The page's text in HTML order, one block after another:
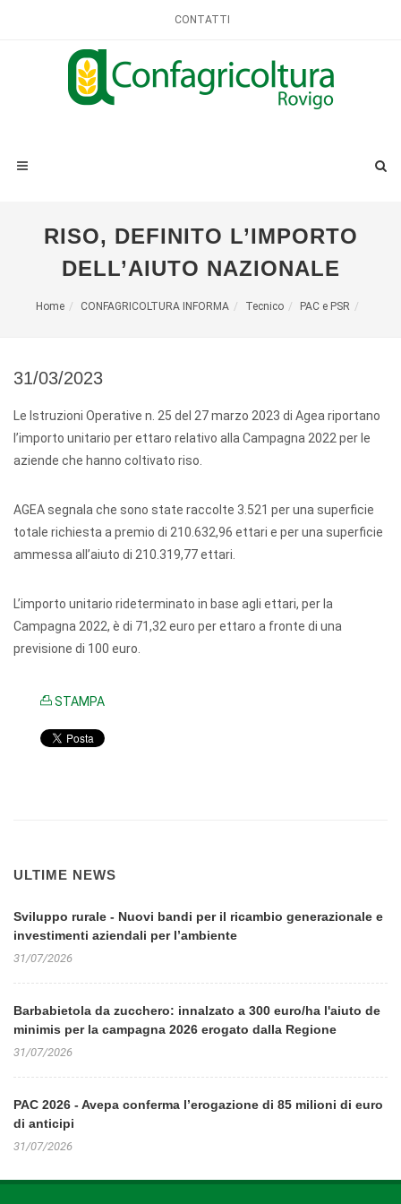
CONTATTI
RISO, DEFINITO L’IMPORTO
DELL’AIUTO NAZIONALE
Home CONFAGRICOLTURA INFORMA Tecnico PAC e PSR
31/03/2023
Le Istruzioni Operative n. 25 del 27 marzo 2023 di Agea riportano
l’importo unitario per ettaro relativo alla Campagna 2022 per le
aziende che hanno coltivato riso.
AGEA segnala che sono state raccolte 3.521 per una superficie
totale richiesta a premio di 210.632,96 ettari e per una superficie
ammessa all’aiuto di 210.319,77 ettari.
L’importo unitario rideterminato in base agli ettari, per la
Campagna 2022, è di 71,32 euro per ettaro a fronte di una
previsione di 100 euro.
STAMPA
ULTIME NEWS
Sviluppo rurale - Nuovi bandi per il ricambio generazionale e
investimenti aziendali per l’ambiente
31/07/2026
Barbabietola da zucchero: innalzato a 300 euro/ha l'aiuto de
minimis per la campagna 2026 erogato dalla Regione
31/07/2026
PAC 2026 - Avepa conferma l’erogazione di 85 milioni di euro
di anticipi
31/07/2026